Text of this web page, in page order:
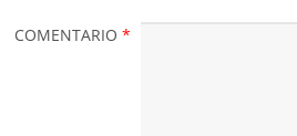
COMENTARIO*